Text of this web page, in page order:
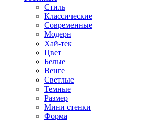
Стиль
Классические
Современные
Модерн
Хай-тек
Цвет
Белые
Венге
Светлые
Темные
Размер
Мини стенки
Форма